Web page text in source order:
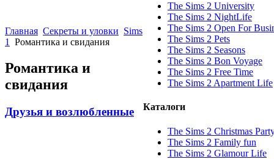
Главная Секреты и уловки Sims
1
Романтика и свидания
Романтика и
свидания
Друзья и возлюбленные
The Sims 2 University
The Sims 2 NightLife
The Sims 2 Open For
The Sims 2 Pets
The Sims 2 Seasons
The Sims 2 Bon Voyage
The Sims 2 Free Time
The Sims 2 Apartment Life
Каталоги
The Sims 2 Christmas
The Sims 2 Family fun
The Sims 2 Glamour Life